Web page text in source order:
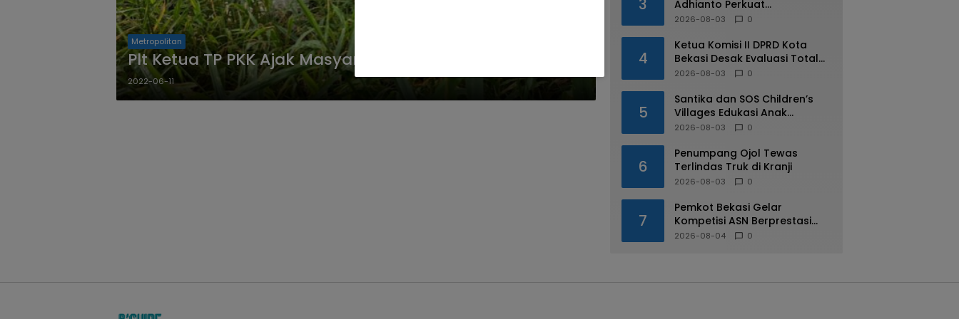
Metropolitan
Plt Ketua TP PKK Ajak Masyarakat Tanam Toga
2022-06-11
3
Adhianto Perkuat
Pengawasan Aparatur
2026-08-03 0
4
Ketua Komisi II DPRD Kota
Bekasi Desak Evaluasi Total
Usai Dugaan Pungli Oknum
2026-08-03 0
5
Santika dan SOS Children’s
Villages Edukasi Anak
Mengenal Industri Perhotelan
2026-08-03 0
6
Penumpang Ojol Tewas
Terlindas Truk di Kranji
2026-08-03 0
7
Pemkot Bekasi Gelar
Kompetisi ASN Berprestasi
pada HUT RI ke-81
2026-08-04 0